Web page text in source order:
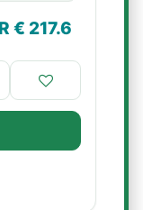
217.6
€ EUR